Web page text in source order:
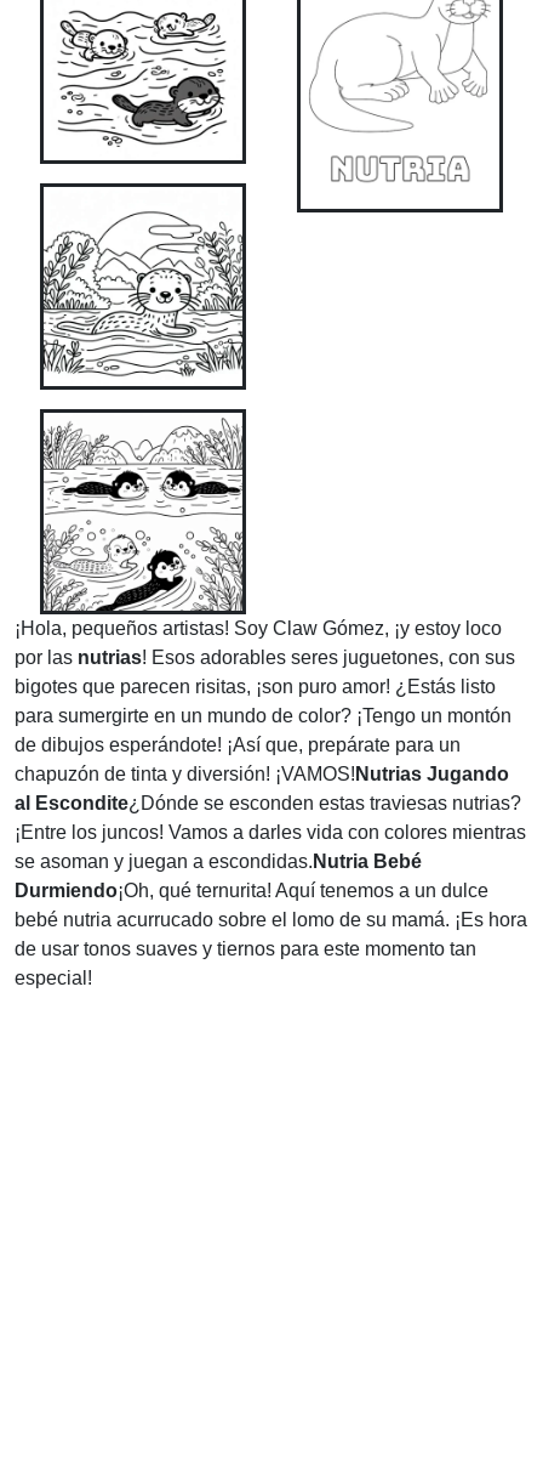
¡Hola, pequeños artistas! Soy Claw Gómez, ¡y estoy loco
por las nutrias! Esos adorables seres juguetones, con sus
bigotes que parecen risitas, ¡son puro amor! ¿Estás listo
para sumergirte en un mundo de color? ¡Tengo un montón
de dibujos esperándote! ¡Así que, prepárate para un
chapuzón de tinta y diversión! ¡VAMOS! Nutrias Jugando
al Escondite¿Dónde se esconden estas traviesas nutrias?
¡Entre los juncos! Vamos a darles vida con colores mientras
se asoman y juegan a escondidas. Nutria Bebé
Durmiendo¡Oh, qué ternurita! Aquí tenemos a un dulce
bebé nutria acurrucado sobre el lomo de su mamá. ¡Es hora
de usar tonos suaves y tiernos para este momento tan
especial!